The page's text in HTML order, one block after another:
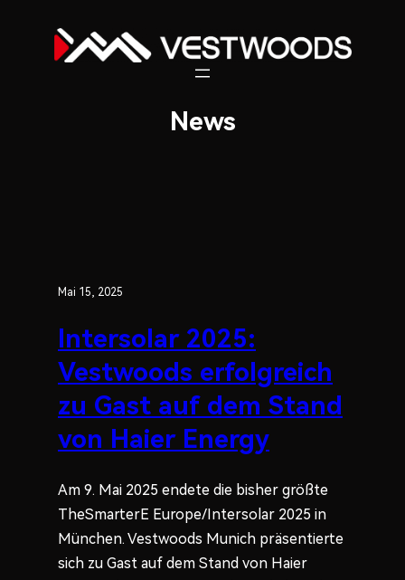
springen
News
Mai 15, 2025
Intersolar 2025:
Vestwoods erfolgreich
zu Gast auf dem Stand
von Haier Energy
Am 9. Mai 2025 endete die bisher größte
TheSmarterE Europe/Intersolar 2025 in
München. Vestwoods Munich präsentierte
sich zu Gast auf dem Stand von Haier